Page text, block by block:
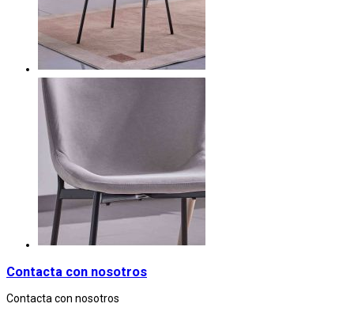
Contacta con nosotros
Contacta con nosotros